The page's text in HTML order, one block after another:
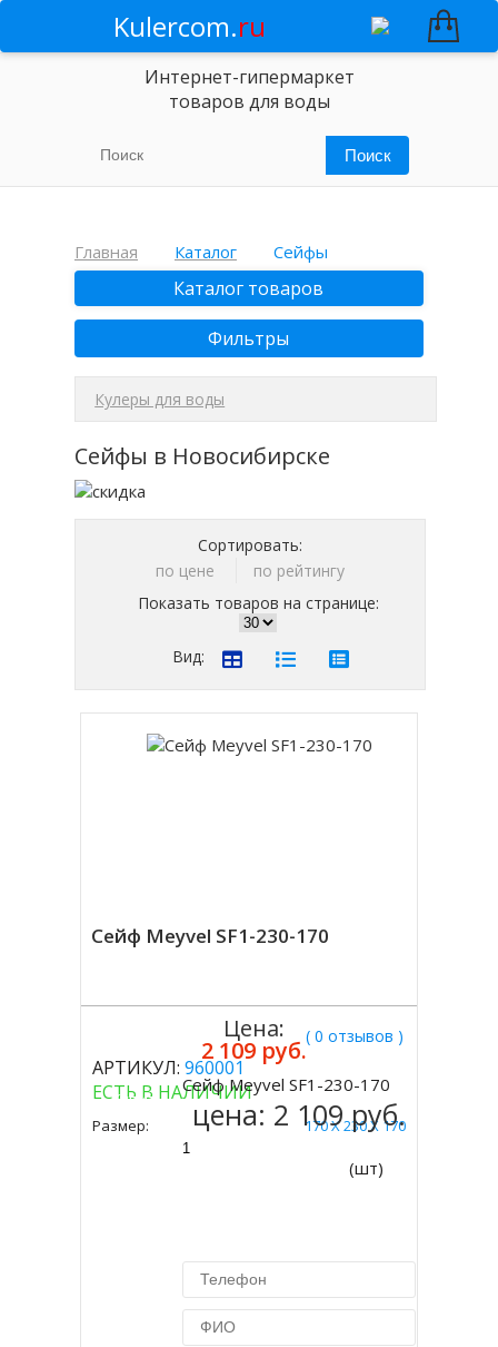
Kulercom.ru
Интернет-гипермаркет
товаров для воды
Главная Каталог Сейфы
Каталог товаров
Фильтры
Кулеры для воды
Сейфы в Новосибирске
Сортировать:
по цене
по рейтингу
Показать товаров на странице:
Вид:
Сейф Meyvel SF1-230-170
( 0 отзывов )
АРТИКУЛ: 960001
ЕСТЬ В НАЛИЧИИ
Размер: 170 Х 230 Х 170
Цена:
2 109 руб.
Купить
Сейф Meyvel SF1-230-170
цена: 2 109 руб.
(шт)